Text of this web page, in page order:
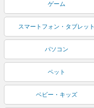
ゲーム
スマートフォン・タブレット
パソコン
ペット
ベビー・キッズ